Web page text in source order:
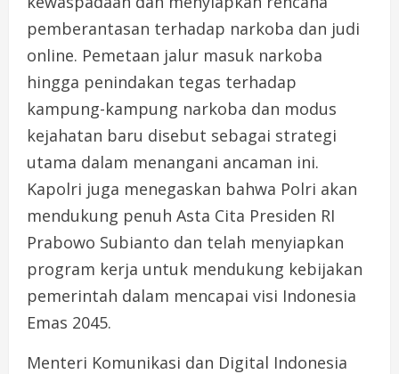
pemberantasan terhadap narkoba dan judi
online. Pemetaan jalur masuk narkoba
hingga penindakan tegas terhadap
kampung-kampung narkoba dan modus
kejahatan baru disebut sebagai strategi
utama dalam menangani ancaman ini.
Kapolri juga menegaskan bahwa Polri akan
mendukung penuh Asta Cita Presiden RI
Prabowo Subianto dan telah menyiapkan
program kerja untuk mendukung kebijakan
pemerintah dalam mencapai visi Indonesia
Emas 2045.
Menteri Komunikasi dan Digital Indonesia